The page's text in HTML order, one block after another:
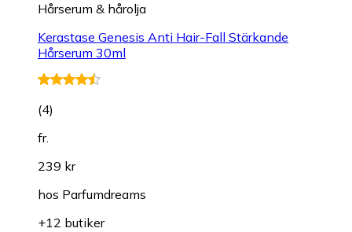
Hårserum & hårolja
Kerastase Genesis Anti Hair-Fall Stärkande
Hårserum 30ml
(4)
fr.
239 kr
hos Parfumdreams
+12 butiker